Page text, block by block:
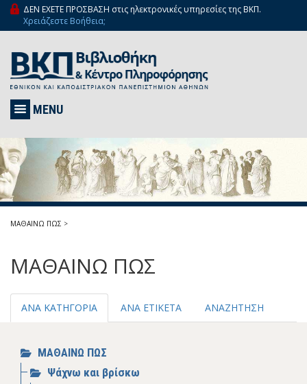
ΔΕΝ ΕΧΕΤΕ ΠΡΟΣΒΑΣΗ στις ηλεκτρονικές υπηρεσίες της ΒΚΠ.
Χρειάζεστε Βοήθεια;
MENU
ΜΑΘΑΙΝΩ ΠΩΣ >
ΜΑΘΑΙΝΩ ΠΩΣ
ΑΝΑ ΚΑΤΗΓΟΡΙΑ ΑΝΑ ΕΤΙΚΕΤΑ ΑΝΑΖΗΤΗΣΗ
ΜΑΘΑΙΝΩ ΠΩΣ
Ψάχνω και βρίσκω